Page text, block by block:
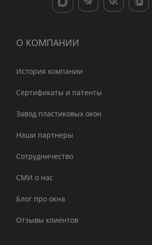
О КОМПАНИИ
История компании
Сертификаты и патенты
Завод пластиковых окон
Наши партнеры
Сотрудничество
СМИ о нас
Блог про окна
Отзывы клиентов